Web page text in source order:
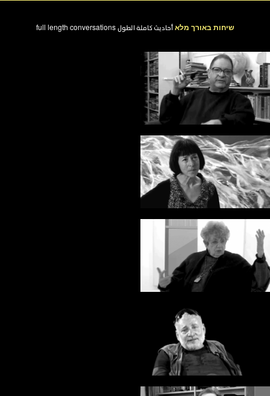
שיחות באורך מלא أحاديث كاملة الطول full length conversations